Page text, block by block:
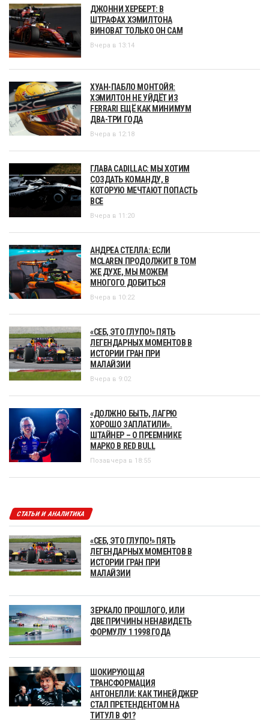
ДЖОННИ ХЕРБЕРТ: В
ШТРАФАХ ХЭМИЛТОНА
ВИНОВАТ ТОЛЬКО ОН САМ
Вчера в 13:14
ХУАН-ПАБЛО МОНТОЙЯ:
ХЭМИЛТОН НЕ УЙДЁТ ИЗ
FERRARI ЕЩЁ КАК МИНИМУМ
ДВА-ТРИ ГОДА
Вчера в 12:18
ГЛАВА CADILLAC: МЫ ХОТИМ
СОЗДАТЬ КОМАНДУ, В
КОТОРУЮ МЕЧТАЮТ ПОПАСТЬ
ВСЕ
Вчера в 11:20
АНДРЕА СТЕЛЛА: ЕСЛИ
MCLAREN ПРОДОЛЖИТ В ТОМ
ЖЕ ДУХЕ, МЫ МОЖЕМ
МНОГОГО ДОБИТЬСЯ
Вчера в 10:22
«СЕБ, ЭТО ГЛУПО!» ПЯТЬ
ЛЕГЕНДАРНЫХ МОМЕНТОВ В
ИСТОРИИ ГРАН ПРИ
МАЛАЙЗИИ
Вчера в 9:02
«ДОЛЖНО БЫТЬ, ЛАГРЮ
ХОРОШО ЗАПЛАТИЛИ».
ШТАЙНЕР – О ПРЕЕМНИКЕ
МАРКО В RED BULL
Позавчера в 18:55
СТАТЬИ И АНАЛИТИКА
«СЕБ, ЭТО ГЛУПО!» ПЯТЬ
ЛЕГЕНДАРНЫХ МОМЕНТОВ В
ИСТОРИИ ГРАН ПРИ
МАЛАЙЗИИ
ЗЕРКАЛО ПРОШЛОГО, ИЛИ
ДВЕ ПРИЧИНЫ НЕНАВИДЕТЬ
ФОРМУЛУ 1 1998 ГОДА
ШОКИРУЮЩАЯ
ТРАНСФОРМАЦИЯ
АНТОНЕЛЛИ: КАК ТИНЕЙДЖЕР
СТАЛ ПРЕТЕНДЕНТОМ НА
ТИТУЛ В Ф1?